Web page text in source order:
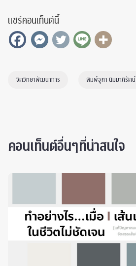
แชร์คอนเท็นต์นี้
จิตวิทยาพัฒนาการ พิมพ์จุฑา นิมมาภิรัตน์
คอนเท็นต์อื่นๆที่น่าสนใจ